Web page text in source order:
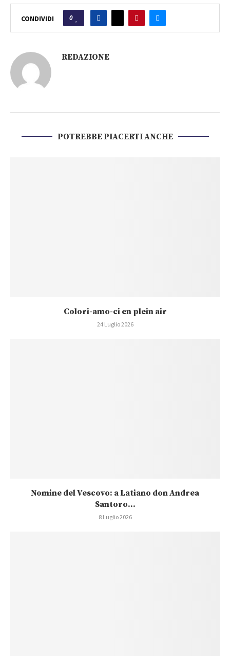
CONDIVIDI 0
REDAZIONE
POTREBBE PIACERTI ANCHE
Colori-amo-ci en plein air
24 Luglio 2026
Nomine del Vescovo: a Latiano don Andrea
Santoro...
8 Luglio 2026